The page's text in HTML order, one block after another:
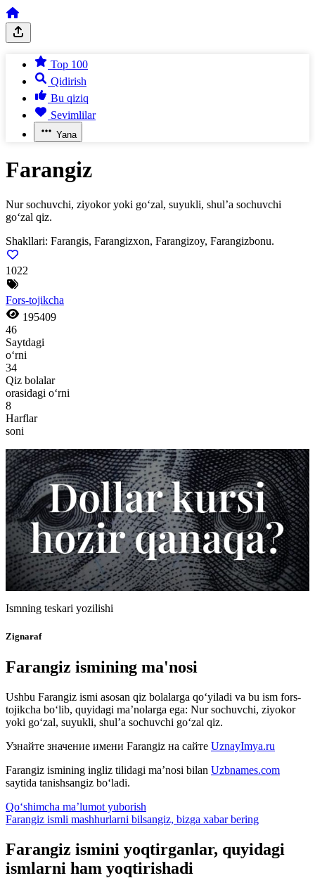
Top 100
Qidirish
Bu qiziq
Sevimlilar
Yana
Farangiz
Nur sochuvchi, ziyokor yoki go‘zal, suyukli, shul’a sochuvchi
go‘zal qiz.
Shakllari: Farangis, Farangizxon, Farangizoy, Farangizbonu.
1022
Fors-tojikcha
195409
46
Saytdagi
o‘rni
34
Qiz bolalar
orasidagi o‘rni
8
Harflar
soni
Ismning teskari yozilishi
Zignaraf
Farangiz ismining ma'nosi
Ushbu Farangiz ismi asosan qiz bolalarga qo‘yiladi va bu ism fors-
tojikcha bo‘lib, quyidagi ma’nolarga ega: Nur sochuvchi, ziyokor
yoki go‘zal, suyukli, shul’a sochuvchi go‘zal qiz.
Узнайте значение имени Farangiz на сайте UznayImya.ru
Farangiz ismining ingliz tilidagi ma’nosi bilan Uzbnames.com
saytida tanishsangiz bo‘ladi.
Qo‘shimcha ma’lumot yuborish
Farangiz ismli mashhurlarni bilsangiz, bizga xabar bering
Farangiz ismini yoqtirganlar, quyidagi
ismlarni ham yoqtirishadi